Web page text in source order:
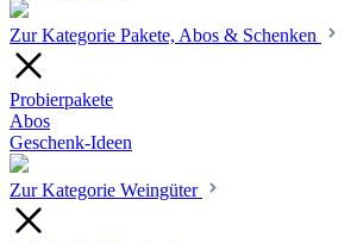
Zur Kategorie Pakete, Abos & Schenken
Probierpakete
Abos
Geschenk-Ideen
Zur Kategorie Weingüter